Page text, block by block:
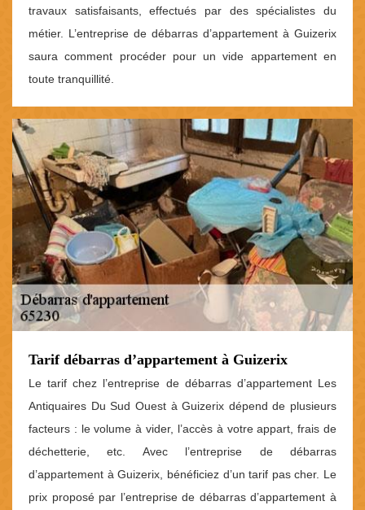
travaux satisfaisants, effectués par des spécialistes du
métier. L’entreprise de débarras d’appartement à Guizerix
saura comment procéder pour un vide appartement en
toute tranquillité.
Tarif débarras d’appartement à Guizerix
Le tarif chez l’entreprise de débarras d’appartement Les
Antiquaires Du Sud Ouest à Guizerix dépend de plusieurs
facteurs : le volume à vider, l’accès à votre appart, frais de
déchetterie, etc. Avec l’entreprise de débarras
d’appartement à Guizerix, bénéficiez d’un tarif pas cher. Le
prix proposé par l’entreprise de débarras d’appartement à